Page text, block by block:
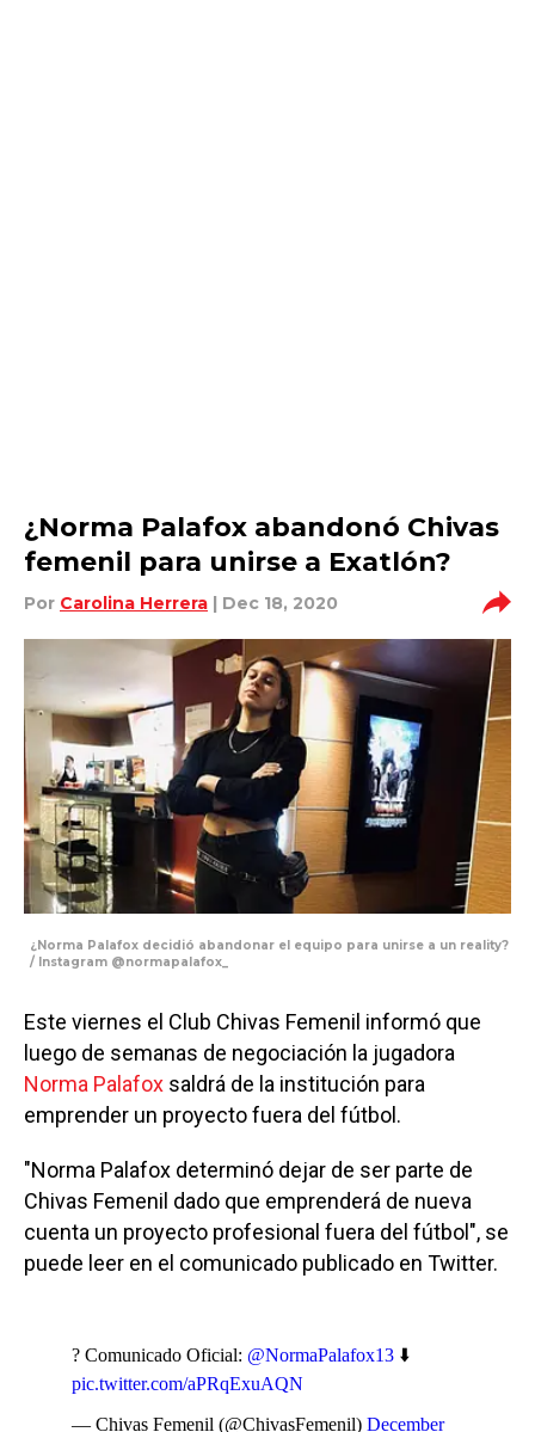
¿Norma Palafox abandonó Chivas
femenil para unirse a Exatlón?
Por Carolina Herrera | Dec 18, 2020
¿Norma Palafox decidió abandonar el equipo para unirse a un reality?
/ Instagram @normapalafox_
Este viernes el Club Chivas Femenil informó que
luego de semanas de negociación la jugadora
Norma Palafox saldrá de la institución para
emprender un proyecto fuera del fútbol.
"Norma Palafox determinó dejar de ser parte de
Chivas Femenil dado que emprenderá de nueva
cuenta un proyecto profesional fuera del fútbol", se
puede leer en el comunicado publicado en Twitter.
? Comunicado Oficial: @NormaPalafox13 ⬇️
pic.twitter.com/aPRqExuAQN
— Chivas Femenil (@ChivasFemenil) December